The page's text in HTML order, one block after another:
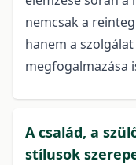
nemcsak a
hanem a
megfogalmazása
A család, a
stílusok